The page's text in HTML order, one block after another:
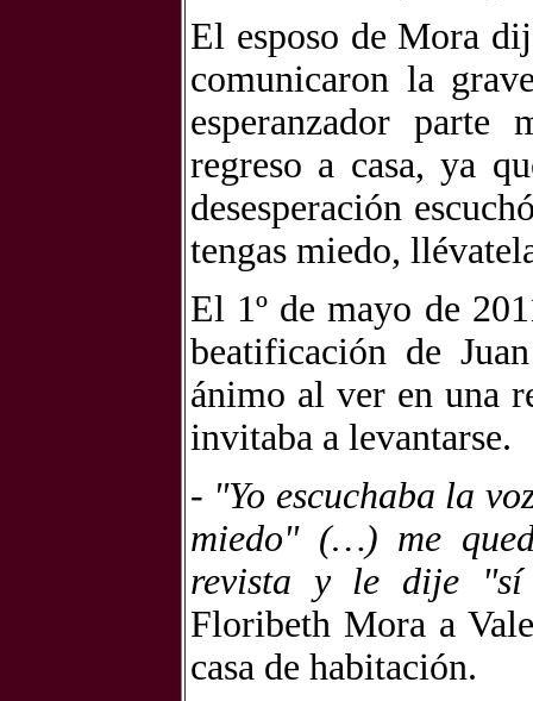
El esposo de Mora
comunicaron la
esperanzador
regreso a casa, ya
desesperación
tengas miedo,
El 1º de mayo de
beatificación de
ánimo al ver en una
invitaba a levantarse.
- "Yo escuchaba la
miedo" (…) me
revista y le dije
Floribeth Mora a
casa de habitación.